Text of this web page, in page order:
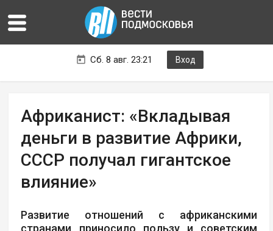
Сб. 8 авг. 23:21 Вход
Африканист: «Вкладывая
деньги в развитие Африки,
СССР получал гигантское
влияние»
Развитие отношений с африканскими
странами приносило пользу и советским